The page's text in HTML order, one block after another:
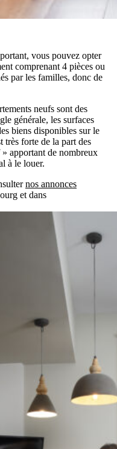
vous pouvez opter
comprenant 4 pièces ou
par les familles, donc de
neufs sont des
générale, les surfaces
biens disponibles sur le
très forte de la part des
apportant de nombreux
à le louer.
nos annonces
et dans